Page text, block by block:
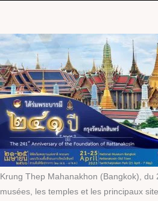
Krung Thep Mahanakhon (Bangkok),
musées, les temples et les principaux